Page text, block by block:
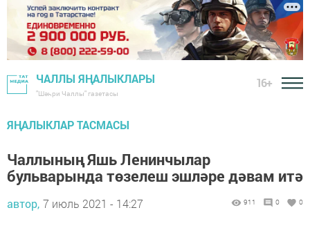
ЧАЛЛЫ ЯҢАЛЫКЛАРЫ
"Шәһри Чаллы" газетасы
16+
ЯҢАЛЫКЛАР ТАСМАСЫ
Чаллының Яшь Ленинчылар
бульварында төзелеш эшләре дәвам итә
автор, 7 июль 2021 - 14:27 911 0 0